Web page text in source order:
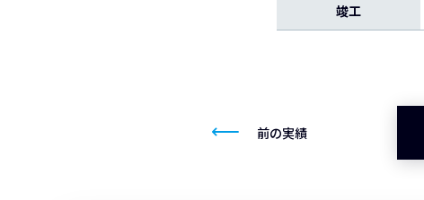
竣工
前の実績